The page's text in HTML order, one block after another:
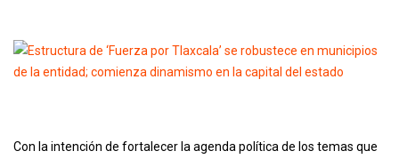
Con la intención de fortalecer la agenda política de los temas que